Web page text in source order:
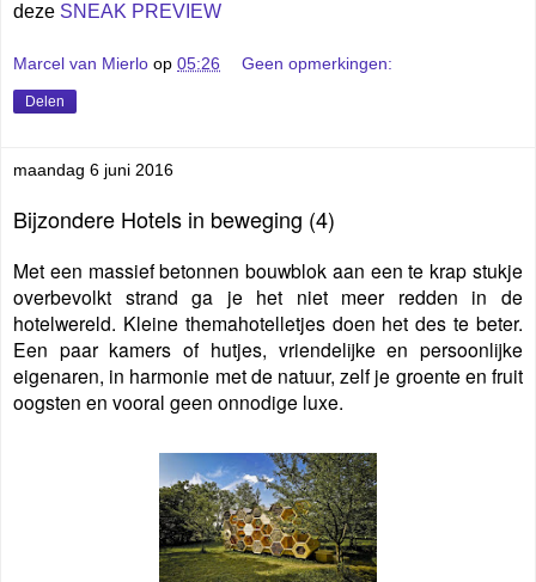
deze SNEAK PREVIEW
Marcel van Mierlo op 05:26 Geen opmerkingen:
Delen
maandag 6 juni 2016
Bijzondere Hotels in beweging (4)
Met een massief betonnen bouwblok aan een te krap stukje
overbevolkt strand ga je het niet meer redden in de
hotelwereld. Kleine themahotelletjes doen het des te beter.
Een paar kamers of hutjes, vriendelijke en persoonlijke
eigenaren, in harmonie met de natuur, zelf je groente en fruit
oogsten en vooral geen onnodige luxe.